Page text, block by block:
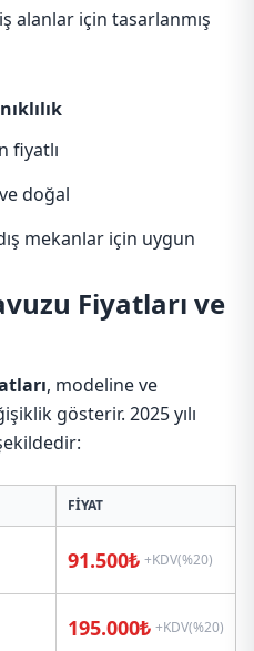
alanlar için tasarlanmış
fiyatlı
doğal
mekanlar için uygun
Fiyatları ve
, modeline ve
gösterir. 2025 yılı
FIYAT
91.500₺ +KDV(%20)
195.000₺ +KDV(%20)